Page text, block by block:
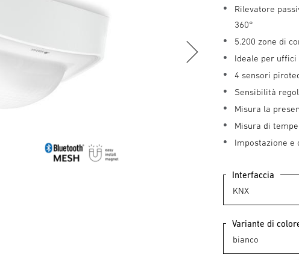
Rilevatore
360°
5.200 zone di
Ideale per uffici
4 sensori
Sensibilità
Misura la
Misura di
Impostazione
Interfaccia
Variante di